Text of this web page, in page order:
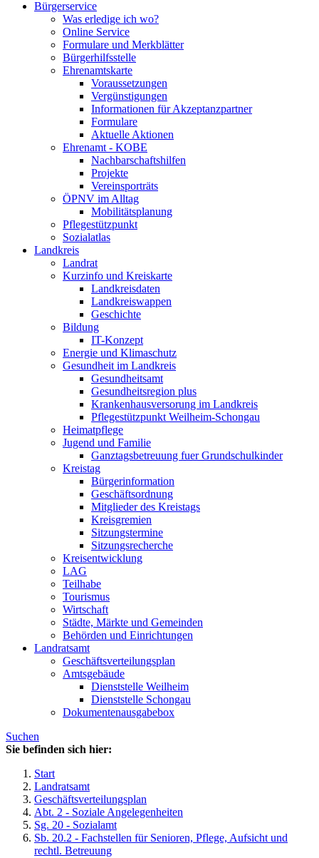
Bürgerservice
Was erledige ich wo?
Online Service
Formulare und Merkblätter
Bürgerhilfsstelle
Ehrenamtskarte
Voraussetzungen
Vergünstigungen
Informationen für Akzeptanzpartner
Formulare
Aktuelle Aktionen
Ehrenamt - KOBE
Nachbarschaftshilfen
Projekte
Vereinsporträts
ÖPNV im Alltag
Mobilitätsplanung
Pflegestützpunkt
Sozialatlas
Landkreis
Landrat
Kurzinfo und Kreiskarte
Landkreisdaten
Landkreiswappen
Geschichte
Bildung
IT-Konzept
Energie und Klimaschutz
Gesundheit im Landkreis
Gesundheitsamt
Gesundheitsregion plus
Krankenhausversorung im Landkreis
Pflegestützpunkt Weilheim-Schongau
Heimatpflege
Jugend und Familie
Ganztagsbetreuung fuer Grundschulkinder
Kreistag
Bürgerinformation
Geschäftsordnung
Mitglieder des Kreistags
Kreisgremien
Sitzungstermine
Sitzungsrecherche
Kreisentwicklung
LAG
Teilhabe
Tourismus
Wirtschaft
Städte, Märkte und Gemeinden
Behörden und Einrichtungen
Landratsamt
Geschäftsverteilungsplan
Amtsgebäude
Dienststelle Weilheim
Dienststelle Schongau
Dokumentenausgabebox
Suchen
Sie befinden sich hier:
Start
Landratsamt
Geschäftsverteilungsplan
Abt. 2 - Soziale Angelegenheiten
Sg. 20 - Sozialamt
Sb. 20.2 - Fachstellen für Senioren, Pflege, Aufsicht und
rechtl. Betreuung